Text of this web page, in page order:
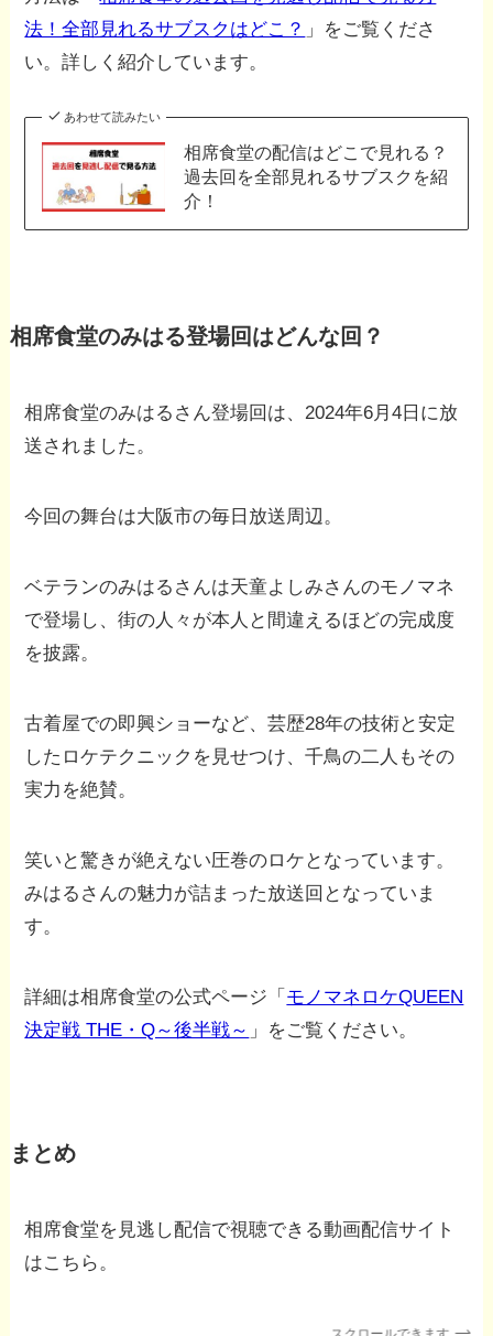
法！全部見れるサブスクはどこ？ 」をご覧くださ
い。詳しく紹介しています。
あわせて読みたい
相席食堂の配信はどこで見れる？
過去回を全部見れるサブスクを紹
介！
相席食堂のみはる登場回はどんな回？
相席食堂のみはるさん登場回は、2024年6月4日に放
送されました。
今回の舞台は大阪市の毎日放送周辺。
ベテランのみはるさんは天童よしみさんのモノマネ
で登場し、街の人々が本人と間違えるほどの完成度
を披露。
古着屋での即興ショーなど、芸歴28年の技術と安定
したロケテクニックを見せつけ、千鳥の二人もその
実力を絶賛。
笑いと驚きが絶えない圧巻のロケとなっています。
みはるさんの魅力が詰まった放送回となっていま
す。
詳細は相席食堂の公式ページ「 モノマネロケQUEEN
決定戦 THE・Q～後半戦～ 」をご覧ください。
まとめ
相席食堂を見逃し配信で視聴できる動画配信サイト
はこちら。